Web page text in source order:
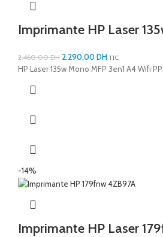
Imprimante HP Laser
2.460,00DH 2.290,00DH TTC
HP Laser 135w Mono MFP 3en1 A4 Wifi
-14%
Imprimante HP Laser